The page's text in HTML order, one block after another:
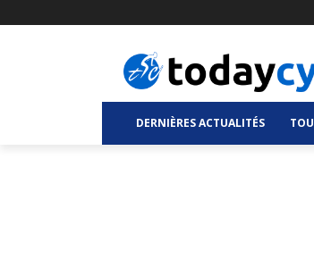
DERNIÈRES ACTUALITÉS